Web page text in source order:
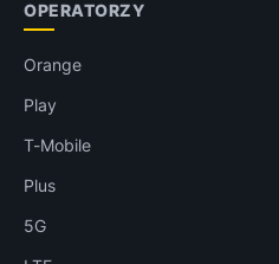
OPERATORZY
Orange
Play
T-Mobile
Plus
5G